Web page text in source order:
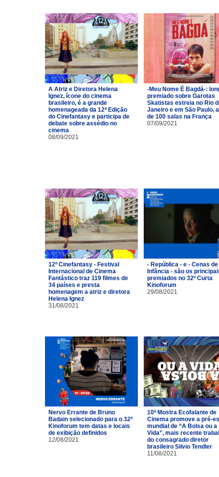
A Atriz e Diretora Helena
Ignez, ícone do cinema
brasileiro, é a grande
homenageada da 12ª Edição
do Cinefantasy e participa de
debate sobre assédio no
cinema
08/09/2021
-Meu Nome É Bagdá-:
premiado sobre Garotas
Skatistas estreia no Rio
Janeiro e em São Paulo,
de 100 salas na França
07/09/2021
12º Cinefantasy - Festival
Internacional de Cinema
Fantástico traz 119 filmes de
34 países e presta
homenagem a atriz e diretora
Helena Ignez
31/08/2021
- República - e - Cenas de
Infância - são os
premiados no 32º Curta
Kinoforum
29/08/2021
Nervo Errante de Bruno
Badain selecionado para o 32º
Kinoforum tem datas e locais
de exibição definidos
12/08/2021
10ª Mostra Ecofalante de
Cinema promove a pré-
mundial de “A Bolsa ou a
Vida”, mais recente
do consagrado diretor
brasileiro Silvio Tendler
11/08/2021